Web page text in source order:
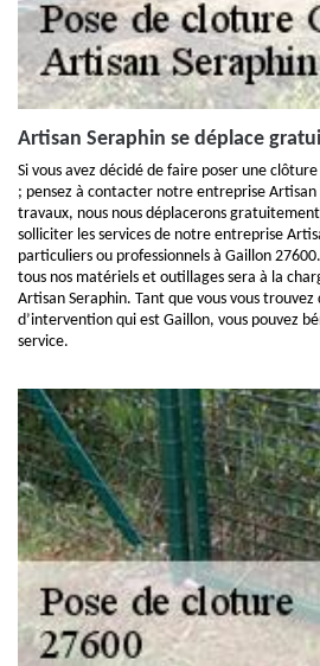
Artisan Seraphin se déplace
Si vous avez décidé de faire poser une
; pensez à contacter notre entreprise Artisan
travaux, nous nous déplacerons gratuitement
solliciter les services de notre entreprise
particuliers ou professionnels à Gaillon
tous nos matériels et outillages sera à la
Artisan Seraphin. Tant que vous vous
d’intervention qui est Gaillon, vous pouvez
service.